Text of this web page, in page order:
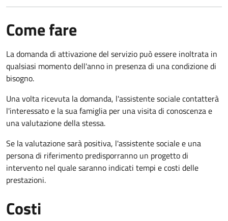
Come fare
La domanda di attivazione del servizio può essere inoltrata in
qualsiasi momento dell'anno in presenza di una condizione di
bisogno.
Una volta ricevuta la domanda, l'assistente sociale contatterà
l'interessato e la sua famiglia per una visita di conoscenza e
una valutazione della stessa.
Se la valutazione sarà positiva, l'assistente sociale e una
persona di riferimento predisporranno un progetto di
intervento nel quale saranno indicati tempi e costi delle
prestazioni.
Costi